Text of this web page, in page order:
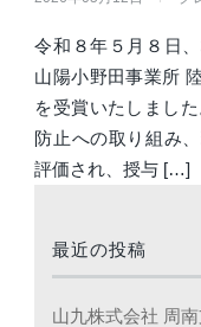
令和８年５月８日
山陽小野田事業所
を受賞いたしまし
防止への取り組み
評価され、授与 […]
最近の投稿
山九株式会社 周